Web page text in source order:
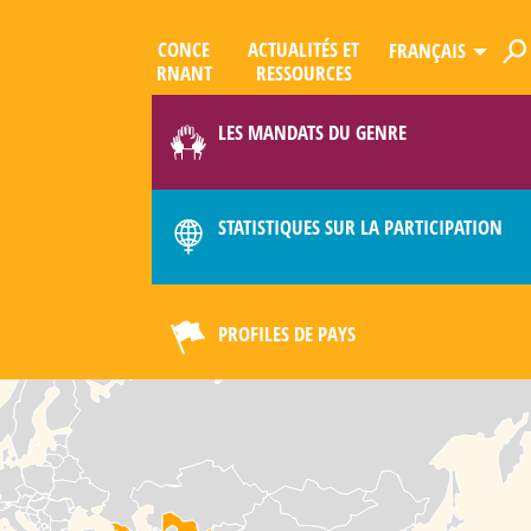
CONCE
R­NANT
ACTUALITÉS ET
RESSOURCES
FRANÇAIS
LES MANDATS DU GENRE
STATISTIQUES SUR LA PARTICIPATION
PROFILES DE PAYS